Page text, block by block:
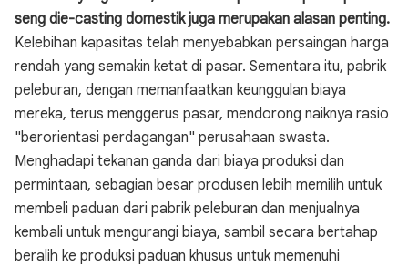
seng die-casting domestik juga merupakan alasan penting.
Kelebihan kapasitas telah menyebabkan persaingan harga
rendah yang semakin ketat di pasar. Sementara itu, pabrik
peleburan, dengan memanfaatkan keunggulan biaya
mereka, terus menggerus pasar, mendorong naiknya rasio
"berorientasi perdagangan" perusahaan swasta.
Menghadapi tekanan ganda dari biaya produksi dan
permintaan, sebagian besar produsen lebih memilih untuk
membeli paduan dari pabrik peleburan dan menjualnya
kembali untuk mengurangi biaya, sambil secara bertahap
beralih ke produksi paduan khusus untuk memenuhi